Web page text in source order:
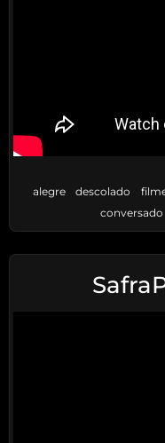
alegre descolado
conversado